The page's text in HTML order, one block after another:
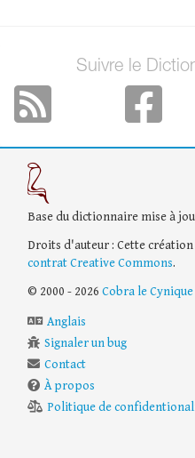
Suivre le
Base du dictionnaire mise à
Droits d'auteur : Cette
contrat Creative Commons.
© 2000 - 2026 Cobra le Cynique
Anglais
Signaler un bug
Contact
À propos
Politique de